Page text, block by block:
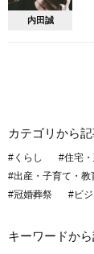
内田誠
カテゴリから
#くらし #住宅
#出産・子育て・教
#冠婚葬祭
#ビ
キーワードか